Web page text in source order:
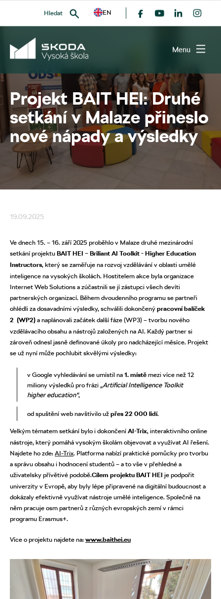
Hledat
VYHLEDAT
EN
Menu
Projekt BAIT HEI: Druhé
setkání v Malaze přineslo
nové nápady a výsledky
19.09.2025
Ve dnech 15. – 16. září 2025 proběhlo v Malaze druhé mezinárodní
setkání projektuBAIT HEI – Briliant AI Toolkit - Higher Education
Instructors, který se zaměřuje na rozvoj vzdělávání v oblasti umělé
inteligence na vysokých školách. Hostitelem akce byla organizace
Internet Web Solutions a zúčastnili se jí zástupci všech devíti
partnerských organizací. Během dvoudenního programu se partneři
ohlédli za dosavadními výsledky, schválili dokončenýpracovní balíček
2 (WP2)a naplánovali začátek další fáze (WP3) – tvorbu nového
vzdělávacího obsahu a nástrojů založených na AI. Každý partner si
zároveň odnesl jasně definované úkoly pro nadcházející měsíce. Projekt
se už nyní může pochlubit skvělými výsledky:
v Google vyhledávání se umístil na1. místěmezi více než 12
miliony výsledků pro frázi „Artificial Intelligence Toolkit
higher education“,
od spuštění web navštívilo užpřes 22 000 lidí.
Velkým tématem setkání bylo i dokončeníAI-Trix, interaktivního online
nástroje, který pomáhá vysokým školám objevovat a využívat AI řešení.
Najdete ho zde:AI-Trix. Platforma nabízí praktické pomůcky pro tvorbu
a správu obsahu i hodnocení studentů – a to vše v přehledné a
uživatelsky přívětivé podobě.Cílem projektu BAIT HEI je podpořit
univerzity v Evropě, aby byly lépe připravené na digitální budoucnost a
dokázaly efektivně využívat nástroje umělé inteligence. Společně na
něm pracuje osm partnerů z různých evropských zemí v rámci
programu Erasmus+.
Více o projektu najdete na:www.baithei.eu